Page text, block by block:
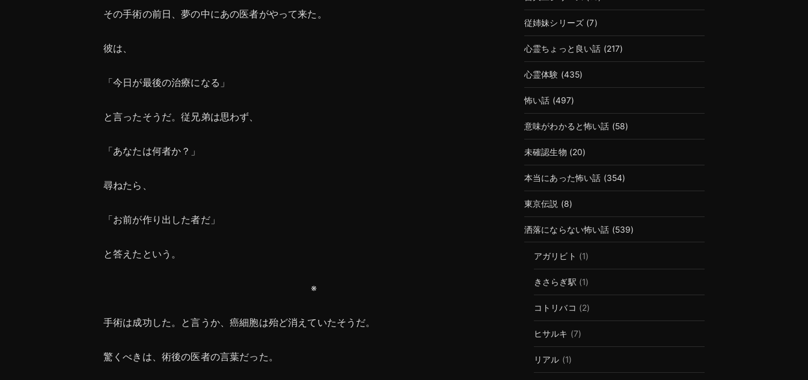
その手術の前日、夢の中にあの医者がやって来た。
彼は、
「今日が最後の治療になる」
と言ったそうだ。従兄弟は思わず、
「あなたは何者か？」
尋ねたら、
「お前が作り出した者だ」
と答えたという。
※
手術は成功した。と言うか、癌細胞は殆ど消えていたそうだ。
驚くべきは、術後の医者の言葉だった。
従姉妹シリーズ (7)
心霊ちょっと良い話 (217)
心霊体験 (435)
怖い話 (497)
意味がわかると怖い話 (58)
未確認生物 (20)
本当にあった怖い話 (354)
東京伝説 (8)
洒落にならない怖い話 (539)
アガリビト (1)
きさらぎ駅 (1)
コトリバコ (2)
ヒサルキ (7)
リアル (1)